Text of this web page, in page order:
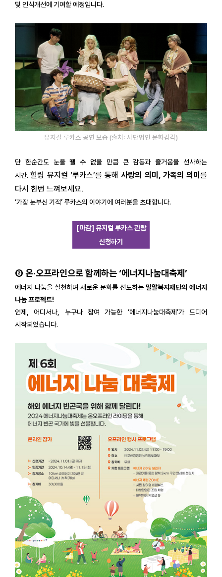
및 인식개선에 기여할 예정입니다.
뮤지컬 루카스 공연 모습 (출처: 사단법인 문화감각)
단 한순간도 눈을 뗄 수 없을 만큼 큰 감동과 즐거움을 선사하는
시간.힐링 뮤지컬 ‘루카스’를 통해사랑의 의미, 가족의 의미 를
다시 한번 느껴보세요.
‘가장 눈부신 기적’ 루카스의 이야기에 여러분을 초대합니다.
[마감] 뮤지컬 루카스 관람
신청하기
② 온·오프라인으로 함께하는 ‘에너지나눔대축제’
에너지 나눔을 실천하며 새로운 문화를 선도하는 밀알복지재단의 에너지
나눔 프로젝트!
언제, 어디서나, 누구나 참여 가능한 ‘에너지나눔대축제’가 드디어
시작되었습니다.